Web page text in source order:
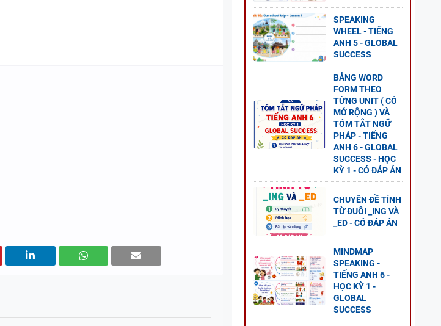
SPEAKING
WHEEL - TIẾNG
ANH 5 - GLOBAL
SUCCESS
BẢNG WORD
FORM THEO
TỪNG UNIT ( CÓ
MỞ RỘNG ) VÀ
TÓM TẮT NGỮ
PHÁP - TIẾNG
ANH 6 - GLOBAL
SUCCESS - HỌC
KỲ 1 - CÓ ĐÁP ÁN
CHUYÊN ĐỀ TÍNH
TỪ ĐUÔI _ING VÀ
_ED - CÓ ĐÁP ÁN
MINDMAP
SPEAKING -
TIẾNG ANH 6 -
HỌC KỲ 1 -
GLOBAL
SUCCESS